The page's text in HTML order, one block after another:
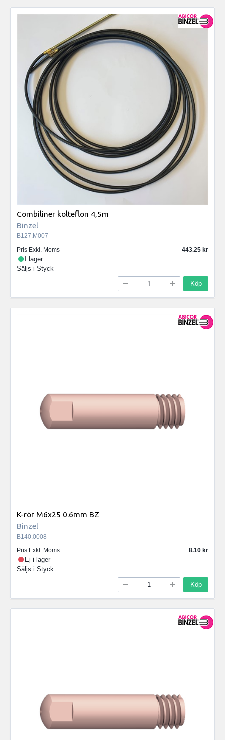
Combiliner kolteflon 4,5m
Binzel
B127.M007
Pris Exkl. Moms
443.25
I lager
Säljs i Styck
Köp
K-rör M6x25 0.6mm BZ
Binzel
B140.0008
Pris Exkl. Moms
8.10
Ej i lager
Säljs i Styck
Köp